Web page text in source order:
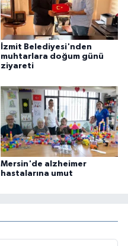
İzmit Belediyesi'nden
muhtarlara doğum günü
ziyareti
Mersin'de alzheimer
hastalarına umut